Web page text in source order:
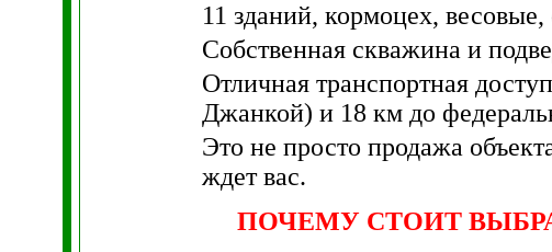
11 зданий, кормоцех,
Собственная скважина и
Отличная транспортная
Джанкой) и 18 км до
Это не просто продажа
ждет вас.
ПОЧЕМУ СТОИТ